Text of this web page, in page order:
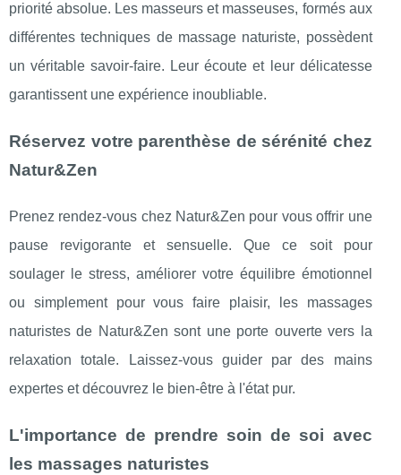
priorité absolue. Les masseurs et masseuses, formés aux
différentes techniques de massage naturiste, possèdent
un véritable savoir-faire. Leur écoute et leur délicatesse
garantissent une expérience inoubliable.
Réservez votre parenthèse de sérénité chez
Natur&Zen
Prenez rendez-vous chez Natur&Zen pour vous offrir une
pause revigorante et sensuelle. Que ce soit pour
soulager le stress, améliorer votre équilibre émotionnel
ou simplement pour vous faire plaisir, les massages
naturistes de Natur&Zen sont une porte ouverte vers la
relaxation totale. Laissez-vous guider par des mains
expertes et découvrez le bien-être à l'état pur.
L'importance de prendre soin de soi avec
les massages naturistes